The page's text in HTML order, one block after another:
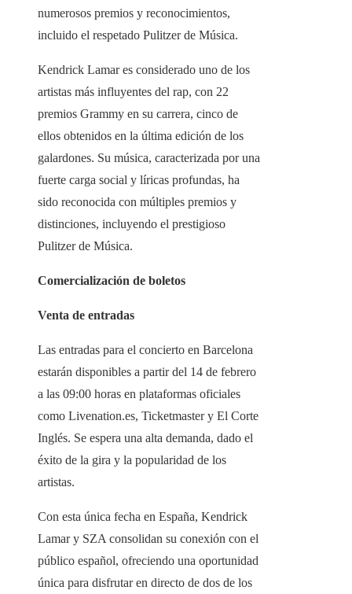
numerosos premios y reconocimientos,
incluido el respetado Pulitzer de Música.
Kendrick Lamar es considerado uno de los
artistas más influyentes del rap, con 22
premios Grammy en su carrera, cinco de
ellos obtenidos en la última edición de los
galardones. Su música, caracterizada por una
fuerte carga social y líricas profundas, ha
sido reconocida con múltiples premios y
distinciones, incluyendo el prestigioso
Pulitzer de Música.
Comercialización de boletos
Venta de entradas
Las entradas para el concierto en Barcelona
estarán disponibles a partir del 14 de febrero
a las 09:00 horas en plataformas oficiales
como Livenation.es, Ticketmaster y El Corte
Inglés. Se espera una alta demanda, dado el
éxito de la gira y la popularidad de los
artistas.
Con esta única fecha en España, Kendrick
Lamar y SZA consolidan su conexión con el
público español, ofreciendo una oportunidad
única para disfrutar en directo de dos de los